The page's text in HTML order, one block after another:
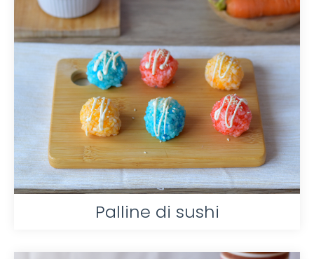
Palline di sushi